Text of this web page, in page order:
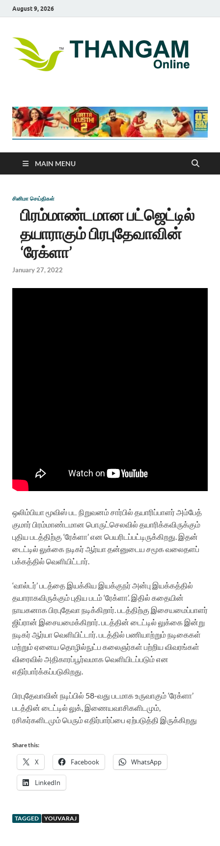
August 9, 2026
MAIN MENU
சினிமா செய்திகள்
பிரம்மாண்டமான பட்ஜெட்டில்
தயாராகும் பிரபுதேவாவின்
‘ரேக்ளா’
January 27, 2022
ஒலிம்பியா மூவிஸ் பட நிறுவனம் சார்பில் தயாரிப்பாளர் அம்பேத்
குமார் பிரம்மாண்டமான பொருட்செலவில் தயாரிக்கவிருக்கும்
புதிய படத்திற்கு ‘ரேக்ளா’ என பெயரிடப்பட்டிருக்கிறது. இதன்
டைட்டில் லுக்கை நடிகர் ஆர்யா தன்னுடைய சமூக வலைதளப்
பக்கத்தில் வெளியிட்டார்.
‘வால்டர்’ படத்தை இயக்கிய இயக்குநர் அன்பு இயக்கத்தில்
தயாராகவிருக்கும் புதிய படம் ‘ரேக்ளா’. இதில் கதையின்
நாயகனாக பிரபுதேவா நடிக்கிறார். படத்திற்கு இசையமைப்பாளர்
ஜிப்ரான் இசையமைக்கிறார். படத்தின் டைட்டில் லுக்கை இன்று
நடிகர் ஆர்யா வெளியிட்டார். படத்தில் பணியாற்றும் நடிகைகள்
மற்றும் ஏனைய தொழில்நுட்ப கலைஞர்கள் பற்றிய விவரங்கள்
விரைவில் அதிகாரப்பூர்வமாக வெளியிடப்படும் என
எதிர்பார்க்கப்படுகிறது.
பிரபுதேவாவின் நடிப்பில் 58-வது படமாக உருவாகும் ‘ரேக்ளா’
படத்தின் டைட்டில் லுக், இணையவாசிகளிடமும்,
ரசிகர்களிடமும் பெரும் எதிர்பார்ப்பை ஏற்படுத்தி இருக்கிறது
Share this:
X Facebook WhatsApp
LinkedIn
TAGGED YOUVARAJ